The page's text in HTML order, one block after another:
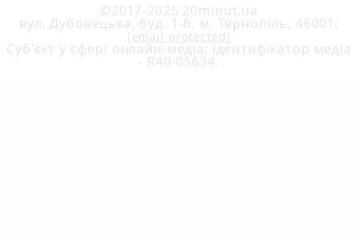
©2017-2025 20minut.ua
вул. Дубовецька, буд. 1-б, м. Тернопіль, 46001;
[email protected]
Cуб'єкт у сфері онлайн-медіа; ідентифікатор медіа
- R40-05634.